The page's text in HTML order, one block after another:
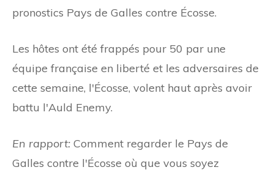
pronostics Pays de Galles contre Écosse.
Les hôtes ont été frappés pour 50 par une
équipe française en liberté et les adversaires de
cette semaine, l'Écosse, volent haut après avoir
battu l'Auld Enemy.
En rapport: Comment regarder le Pays de
Galles contre l'Écosse où que vous soyez